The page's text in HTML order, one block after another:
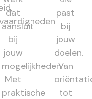
dat
aansluit
bij
jouw
mogelijkheden.
Met
praktische
past
bij
jouw
doelen.
Van
oriëntatie
tot